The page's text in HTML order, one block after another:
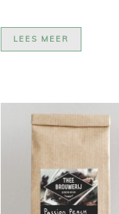
LEES MEER